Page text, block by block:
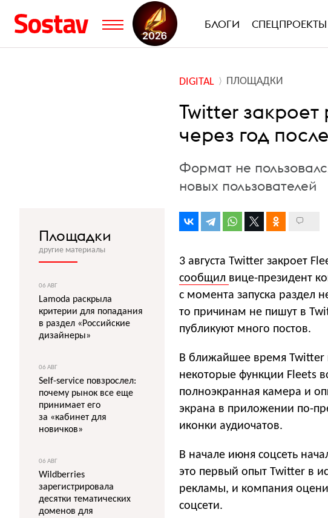
БЛОГИ СПЕЦПРОЕКТЫ
DIGITAL ПЛОЩАДКИ
Twitter
через год
Формат не
новых пользователей
3 августа Twitter закроет
сообщил вице-президент
с момента запуска раздел
то причинам не пишут в
публикуют много постов.
В ближайшее время Twitter
некоторые функции Fleets
полноэкранная камера и
экрана в приложении по-
иконки аудиочатов.
В начале июня соцсеть
это первый опыт Twitter в
рекламы, и компания
соцсети.
Площадки
другие материалы
06 АВГ
Lamoda раскрыла
критерии для попадания
в раздел «Российские
дизайнеры»
06 АВГ
Self-service повзрослел:
почему рынок все еще
принимает его
за «кабинет для
новичков»
06 АВГ
Wildberries
зарегистрировала
десятки тематических
доменов для